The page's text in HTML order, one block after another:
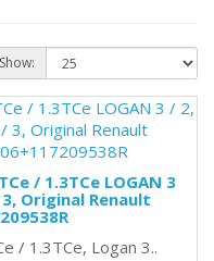
Show:
/ 1.3TCe LOGAN 3
3, Original Renault
/ 1.3TCe, Logan 3..